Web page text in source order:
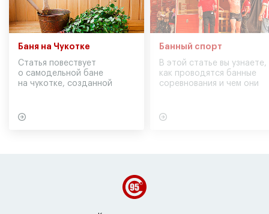
Баня на Чукотке
Статья повествует
о самодельной бане
на чукотке, созданной
Банный спорт
В этой статье вы узнаете,
как проводятся банные
соревнования и чем они